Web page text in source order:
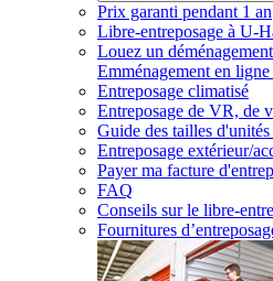
Prix garanti pendant 1 an
Libre-entreposage à U-
Louez un
Emménagement en
Entreposage climatisé
Entreposage de VR, de
Guide des tailles
Entreposage extérieur/
Payer ma facture
FAQ
Conseils sur le libre-
Fournitures